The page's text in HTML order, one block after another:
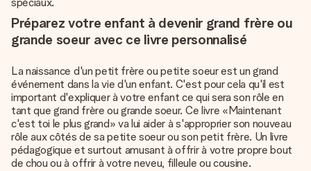
Préparez votre enfant à devenir grand frère ou
grande soeur avec ce livre personnalisé
La naissance d'un petit frère ou petite soeur est un grand
événement dans la vie d'un enfant. C'est pour cela qu'il est
important d'expliquer à votre enfant ce qui sera son rôle en
tant que grand frère ou grande soeur. Ce livre «Maintenant
c'est toi le plus grand» va lui aider à s'approprier son nouveau
rôle aux côtés de sa petite soeur ou son petit frère. Un livre
pédagogique et surtout amusant à offrir à votre propre bout
de chou ou à offrir à votre neveu, filleule ou cousine.